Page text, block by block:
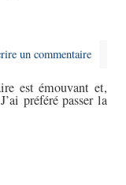
un commentaire
est émouvant et,
préféré passer la